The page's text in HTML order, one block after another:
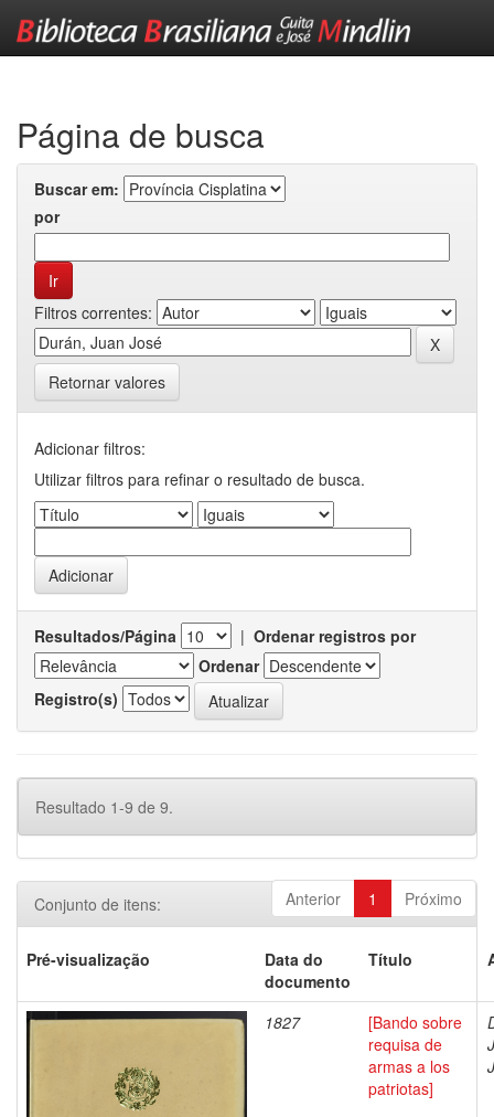
Página de busca
Buscar em:
por
Filtros correntes:
Retornar valores
Adicionar filtros:
Utilizar filtros para refinar o resultado de busca.
Resultados/Página | Ordenar registros por
Ordenar
Registro(s)
Resultado 1-9 de 9.
Anterior 1 Próximo
Conjunto de itens:
Pré-visualização
Data do
documento
Título
1827
[Bando sobre
requisa de
armas a los
patriotas]